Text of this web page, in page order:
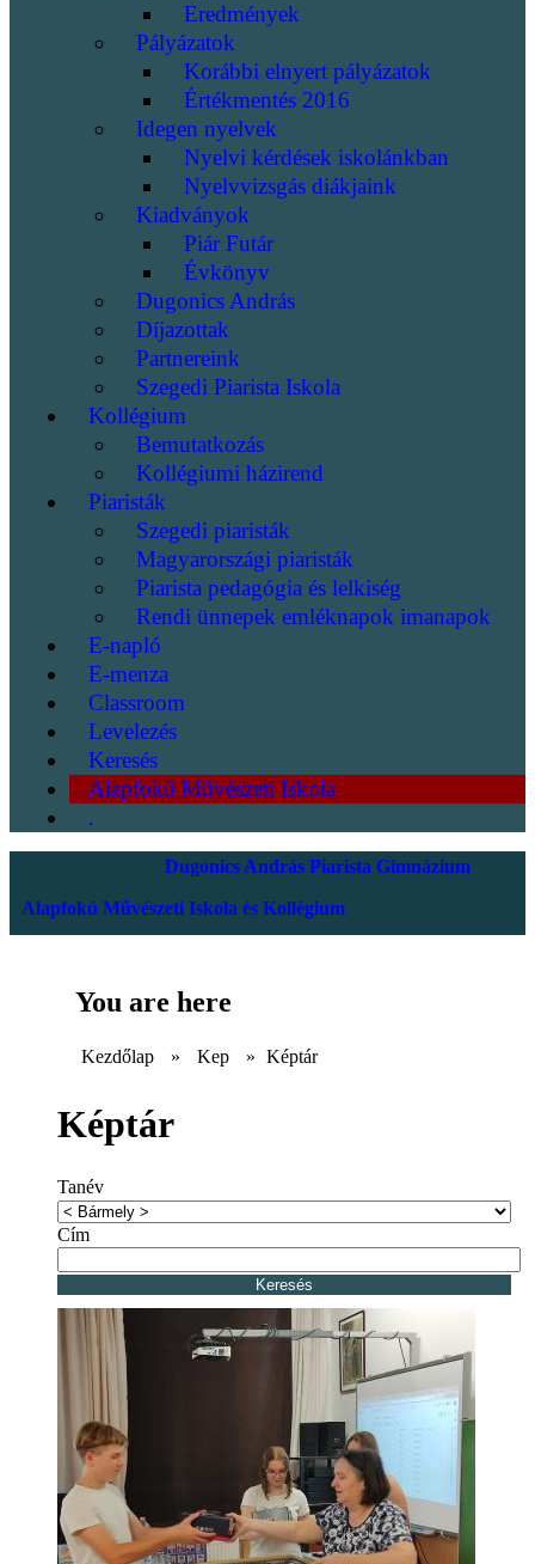
Eredmények
Pályázatok
Korábbi elnyert pályázatok
Értékmentés 2016
Idegen nyelvek
Nyelvi kérdések iskolánkban
Nyelvvizsgás diákjaink
Kiadványok
Piár Futár
Évkönyv
Dugonics András
Díjazottak
Partnereink
Szegedi Piarista Iskola
Kollégium
Bemutatkozás
Kollégiumi házirend
Piaristák
Szegedi piaristák
Magyarországi piaristák
Piarista pedagógia és lelkiség
Rendi ünnepek emléknapok imanapok
E-napló
E-menza
Classroom
Levelezés
Keresés
Alapfokú Művészeti Iskola
.
Dugonics András Piarista Gimnázium
Alapfokú Művészeti Iskola és Kollégium
You are here
Kezdőlap » Kep » Képtár
Képtár
Tanév
Cím